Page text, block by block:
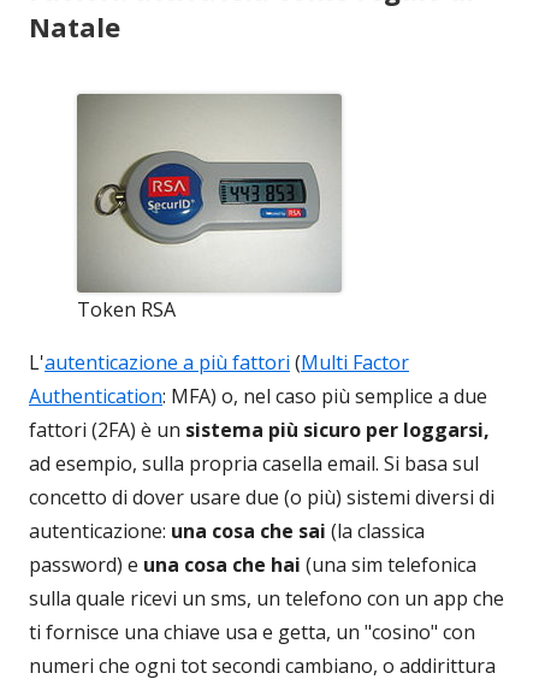
Natale
Token RSA
L'autenticazione a più fattori (Multi Factor
Authentication: MFA) o, nel caso più semplice a due
fattori (2FA) è un sistema più sicuro per loggarsi,
ad esempio, sulla propria casella email. Si basa sul
concetto di dover usare due (o più) sistemi diversi di
autenticazione: una cosa che sai (la classica
password) e una cosa che hai (una sim telefonica
sulla quale ricevi un sms, un telefono con un app che
ti fornisce una chiave usa e getta, un "cosino" con
numeri che ogni tot secondi cambiano, o addirittura